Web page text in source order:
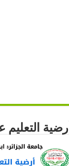
أرضية التعليم